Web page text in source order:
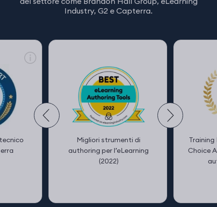
Industry, G2 e Capterra.
Migliori strumenti di
authoring per l’eLearning
(2022)
Choice